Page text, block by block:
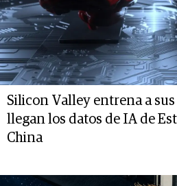
Silicon Valley entrena a
llegan los datos de IA de
China